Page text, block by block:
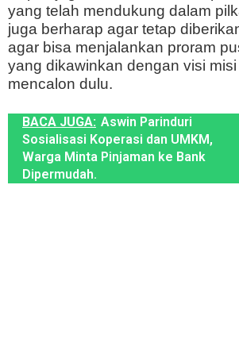
yang telah mendukung dalam
juga berharap agar tetap
agar bisa menjalankan proram
yang dikawinkan dengan visi
mencalon dulu.
BACA JUGA: Aswin Parinduri
Sosialisasi Koperasi dan UMKM,
Warga Minta Pinjaman ke Bank
Dipermudah.